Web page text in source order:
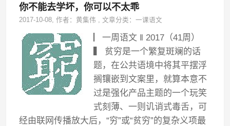
你不能去学坏，你可以不太乖
2017-10-08, 作者：黄集伟 ,文章分类：一课语文
▏一周语文 ‖ 2017（41周）
▍ 贫穷是一个繁复斑斓的话
题，在公共语境中将其平摆浮
搁镶嵌到文案里，就算本意不
过是强化产品主题的一个玩笑
式刻薄、一则讥诮式毒舌，可
经由联网传播放大后，“穷”或“贫穷”的复杂义项最